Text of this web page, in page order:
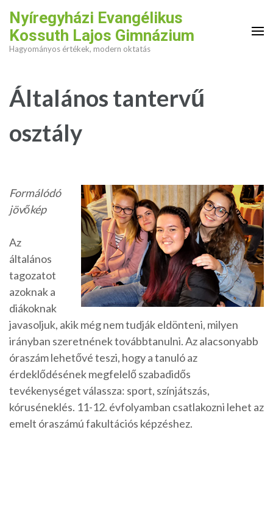
content
(Press
Nyíregyházi Evangélikus
Kossuth Lajos Gimnázium
Hagyományos értékek, modern oktatás
Általános tantervű
osztály
Formálódó
jövőkép
Az
általános
tagozatot
azoknak a
diákoknak
javasoljuk, akik még nem tudják eldönteni, milyen
irányban szeretnének továbbtanulni. Az alacsonyabb
óraszám lehetővé teszi, hogy a tanuló az
érdeklődésének megfelelő szabadidős
tevékenységet válassza: sport, színjátszás,
kóruséneklés. 11-12. évfolyamban csatlakozni lehet az
emelt óraszámú fakultációs képzéshez.